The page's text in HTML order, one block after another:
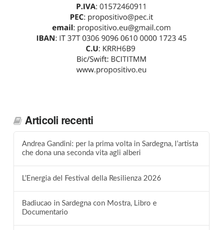
Articoli recenti
Andrea Gandini: per la prima volta in Sardegna, l’artista
che dona una seconda vita agli alberi
L’Energia del Festival della Resilienza 2026
Badiucao in Sardegna con Mostra, Libro e
Documentario